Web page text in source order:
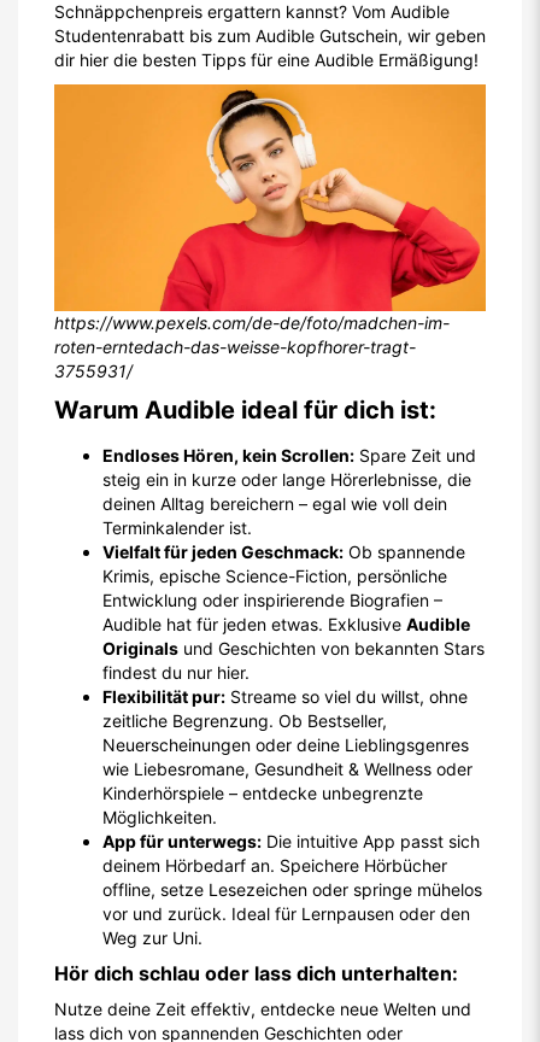
Schnäppchenpreis ergattern kannst? Vom Audible
Studentenrabatt bis zum Audible Gutschein, wir geben
dir hier die besten Tipps für eine Audible Ermäßigung!
https://www.pexels.com/de-de/foto/madchen-im-
roten-erntedach-das-weisse-kopfhorer-tragt-
3755931/
Warum Audible ideal für dich ist:
Endloses Hören, kein Scrollen: Spare Zeit und
steig ein in kurze oder lange Hörerlebnisse, die
deinen Alltag bereichern – egal wie voll dein
Terminkalender ist.
Vielfalt für jeden Geschmack: Ob spannende
Krimis, epische Science-Fiction, persönliche
Entwicklung oder inspirierende Biografien –
Audible hat für jeden etwas. Exklusive Audible
Originals und Geschichten von bekannten Stars
findest du nur hier.
Flexibilität pur: Streame so viel du willst, ohne
zeitliche Begrenzung. Ob Bestseller,
Neuerscheinungen oder deine Lieblingsgenres
wie Liebesromane, Gesundheit & Wellness oder
Kinderhörspiele – entdecke unbegrenzte
Möglichkeiten.
App für unterwegs: Die intuitive App passt sich
deinem Hörbedarf an. Speichere Hörbücher
offline, setze Lesezeichen oder springe mühelos
vor und zurück. Ideal für Lernpausen oder den
Weg zur Uni.
Hör dich schlau oder lass dich unterhalten:
Nutze deine Zeit effektiv, entdecke neue Welten und
lass dich von spannenden Geschichten oder